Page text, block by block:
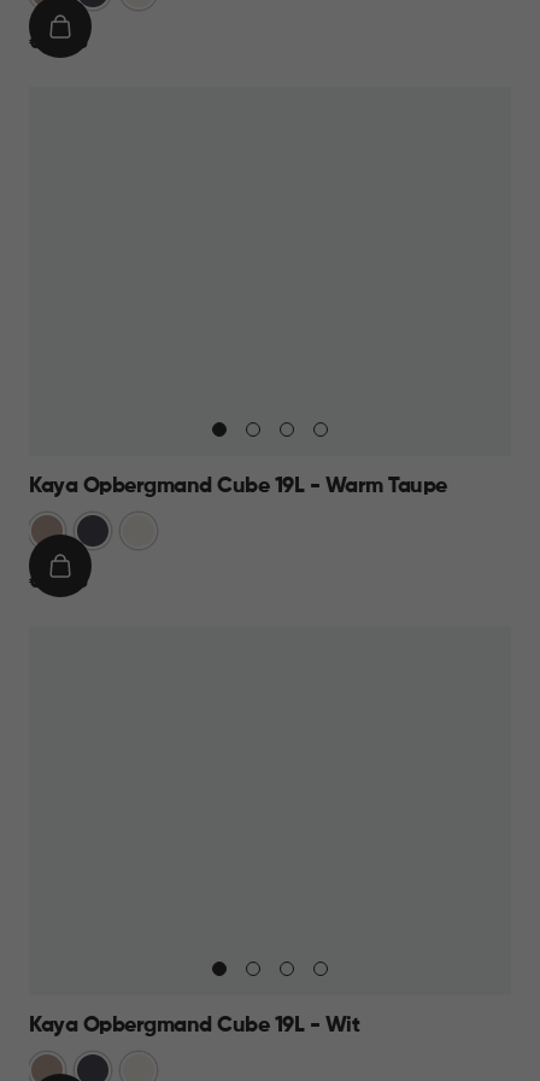
Taupe
€
€ 13,95
IN
Kaya Opbergmand Cube 19L - Warm Taupe
Warm
Taupe
Antraciet
€
€ 12,95
IN
Kaya Opbergmand Cube 19L - Wit
WarmAntraciet